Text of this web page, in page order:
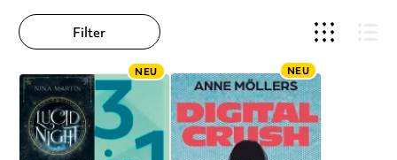
Filter
NEU NEU